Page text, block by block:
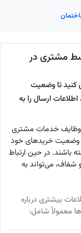
مشتری در
کنید تا وضعیت
ارسال را به
وظایف خدمات مشتری
وضعیت خریدهای خود
در حین ارتباط
و شفاف، می‌تواند به
بیشتری درباره
معمولاً شامل: